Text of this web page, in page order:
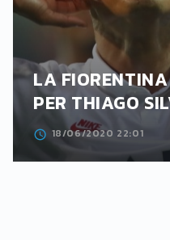
LA
PER THIAGO
18/06/2020 22:01